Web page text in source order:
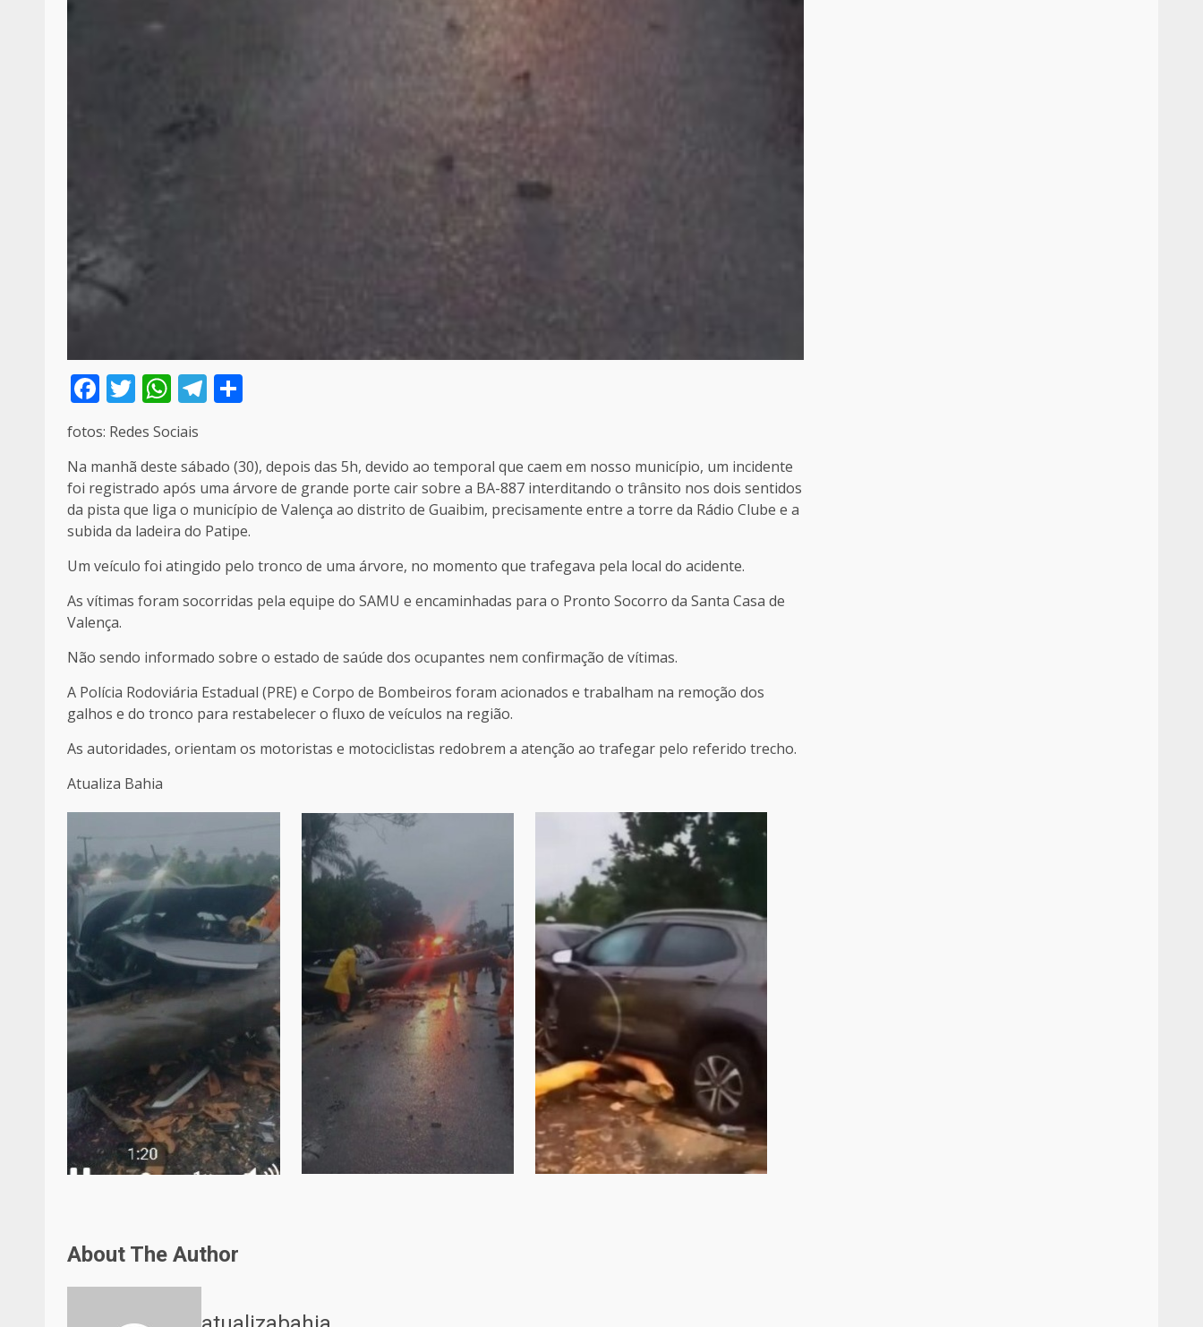
Facebook
Twitter
WhatsApp
Telegram
fotos: Redes Sociais
Na manhã deste sábado (30), depois das 5h, devido ao temporal que caem em nosso município, um incidente
foi registrado após uma árvore de grande porte cair sobre a BA-887 interditando o trânsito nos dois sentidos
da pista que liga o município de Valença ao distrito de Guaibim, precisamente entre a torre da Rádio Clube e a
subida da ladeira do Patipe.
Um veículo foi atingido pelo tronco de uma árvore, no momento que trafegava pela local do acidente.
As vítimas foram socorridas pela equipe do SAMU e encaminhadas para o Pronto Socorro da Santa Casa de
Valença.
Não sendo informado sobre o estado de saúde dos ocupantes nem confirmação de vítimas.
A Polícia Rodoviária Estadual (PRE) e Corpo de Bombeiros foram acionados e trabalham na remoção dos
galhos e do tronco para restabelecer o fluxo de veículos na região.
As autoridades, orientam os motoristas e motociclistas redobrem a atenção ao trafegar pelo referido trecho.
Atualiza Bahia
About The Author